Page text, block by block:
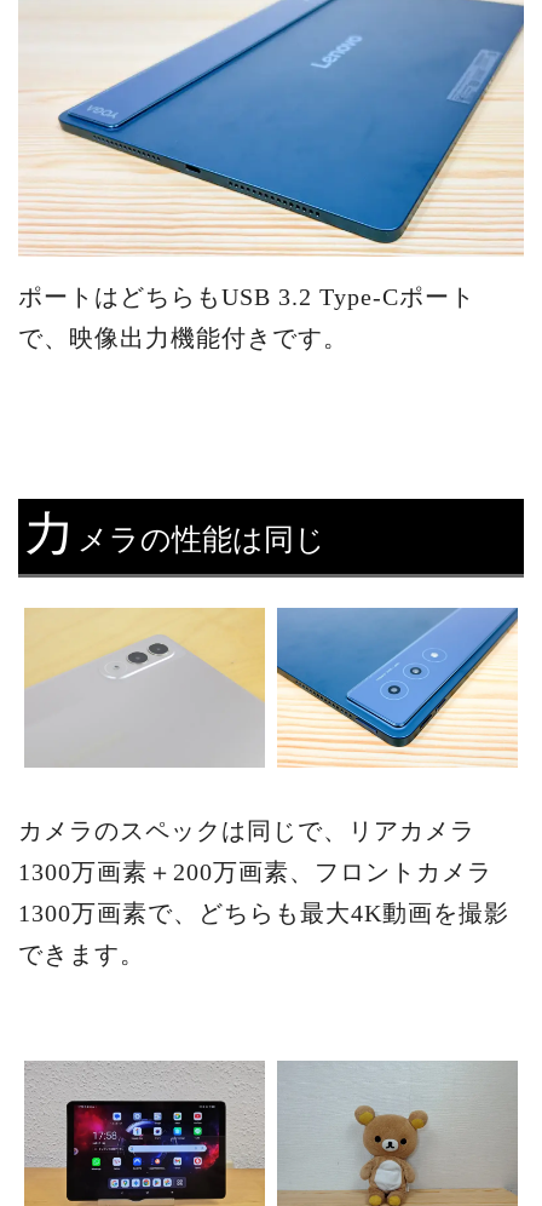
ポートはどちらもUSB 3.2 Type-Cポート
で、映像出力機能付きです。
カ メラの性能は同じ
カメラのスペックは同じで、リアカメラ
1300万画素＋200万画素、フロントカメラ
1300万画素で、どちらも最大4K動画を撮影
できます。